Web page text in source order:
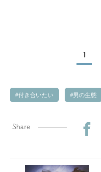
1
付き合いたい 男の生態
Share